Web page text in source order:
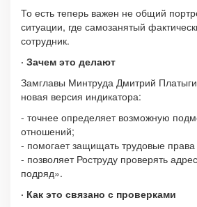
То есть теперь важен не общий
ситуации, где самозанятый
сотрудник.
· Зачем это делают
Замглавы Минтруда Дмитрий
новая версия индикатора:
- точнее определяет возможную
отношений;
- помогает защищать трудовые
- позволяет Роструду проверять
подряд».
· Как это связано с проверками